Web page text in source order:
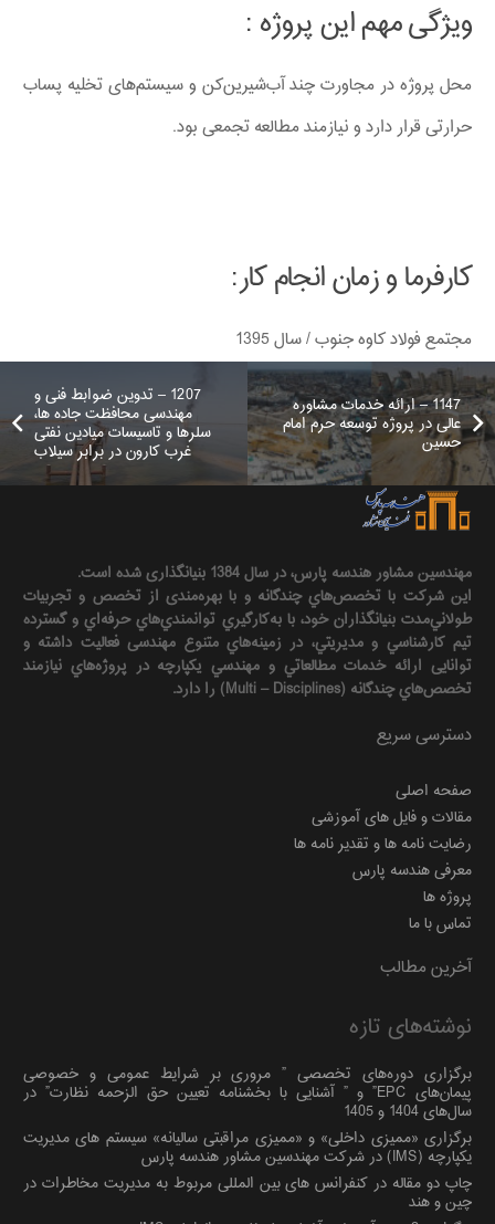
ویژگی مهم این پروژه :
‌محل پروژه در مجاورت چند آب‌شیرین‌کن و سیستم‌های تخلیه پساب
حرارتی قرار دارد و نیازمند مطالعه تجمعی بود.
کارفرما و زمان انجام کار:
مجتمع فولاد کاوه جنوب / سال 1395
1207 – تدوین ضوابط فنی و
مهندسی محافظت جاده ها،
سلرها و تاسیسات میادین نفتی
غرب کارون در برابر سیلاب
1147 – ارائه خدمات مشاوره
عالی در پروژه توسعه حرم امام
حسین
مهندسين مشاور هندسه‌ پارس، در سال 1384 بنیانگذاری شده است.
این شرکت با تخصص‌هاي چندگانه و با بهره‌مندی از تخصص و تجربيات
طولاني‌مدت بنيانگذاران خود، با به‌كارگيري توانمندي‌هاي حرفه‌اي و گسترده
تيم كارشناسي و مديريتي، در زمينه‌هاي متنوع مهندسی فعاليت داشته و
توانایی ارائه خدمات مطالعاتي و مهندسي يكپارچه در پروژه‌هاي نيازمند
تخصص‌هاي چندگانه (Multi – Disciplines) را دارد.
دسترسی سریع
صفحه اصلی
مقالات و فایل های آموزشی
رضایت نامه ها و تقدیر نامه ها
معرفی هندسه پارس
پروژه ها
تماس با ما
آخرین مطالب
نوشته‌های تازه
برگزاری دوره‌های تخصصی ” مروری بر شرایط عمومی و خصوصی
پیمان‌های EPC” و ” آشنایی با بخشنامه تعیین حق الزحمه نظارت” در
سال‌های 1404 و 1405
برگزاری «ممیزی داخلی» و «ممیزی مراقبتی سالیانه» سیستم های مدیریت
یکپارچه (IMS) در شرکت مهندسین مشاور هندسه پارس
چاپ دو مقاله در کنفرانس های بین المللی مربوط به مدیریت مخاطرات در
چین و هند